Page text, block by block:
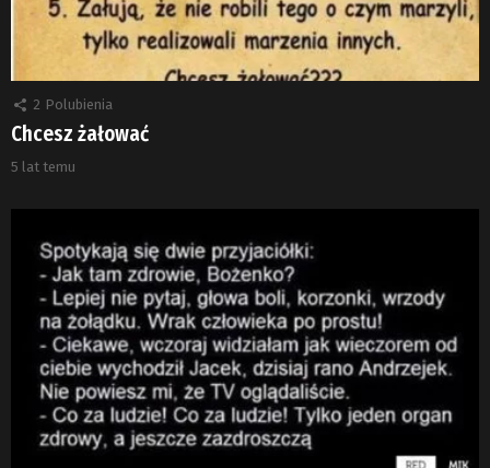
2 Polubienia
Chcesz żałować
5 lat temu